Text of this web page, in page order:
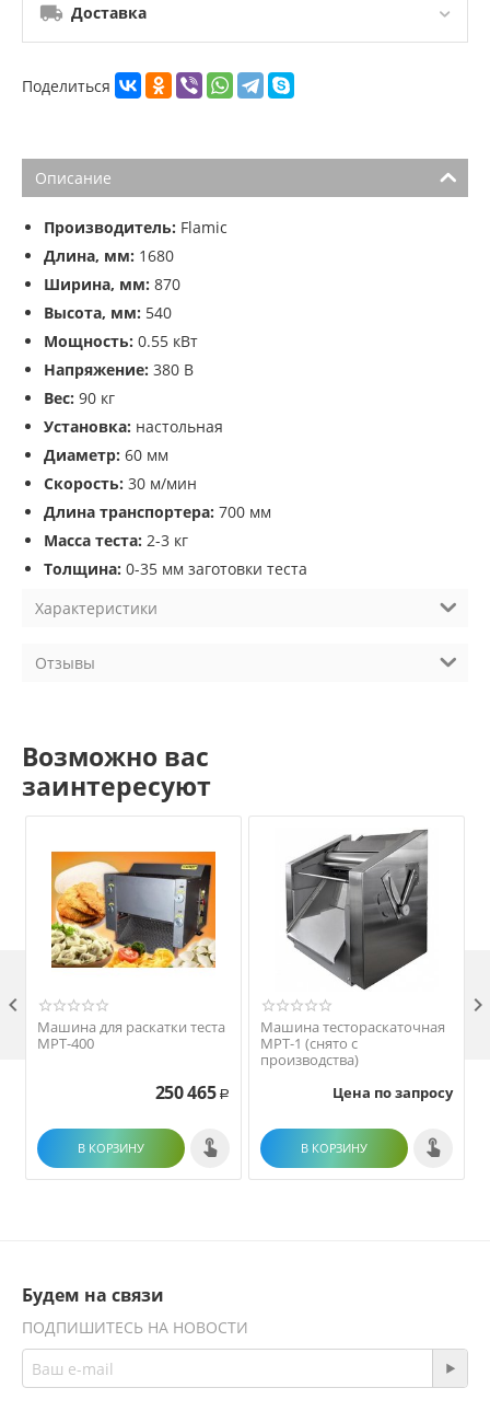
Доставка
Поделиться
Описание
Производитель: Flamic
Длина, мм: 1680
Ширина, мм: 870
Высота, мм: 540
Мощность: 0.55 кВт
Напряжение: 380 В
Вес: 90 кг
Установка: настольная
Диаметр: 60 мм
Скорость: 30 м/мин
Длина транспортера: 700 мм
Масса теста: 2-3 кг
Толщина: 0-35 мм заготовки теста
Характеристики
Отзывы
Возможно вас
заинтересуют
Машина для раскатки теста
МРТ-400
250 465 Р
В КОРЗИНУ
Машина тестораскаточная
МРТ-1 (снято с
производства)
Цена по запросу
В КОРЗИНУ
 
Будем на связи
ПОДПИШИТЕСЬ НА НОВОСТИ